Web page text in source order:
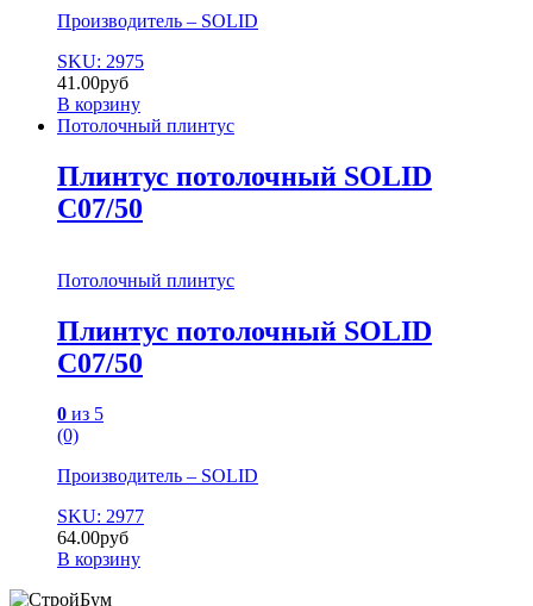
Производитель – SOLID
SKU: 2975
41.00руб
В корзину
Потолочный плинтус
Плинтус потолочный SOLID
C07/50
Потолочный плинтус
Плинтус потолочный SOLID
C07/50
0 из 5
(0)
Производитель – SOLID
SKU: 2977
64.00руб
В корзину